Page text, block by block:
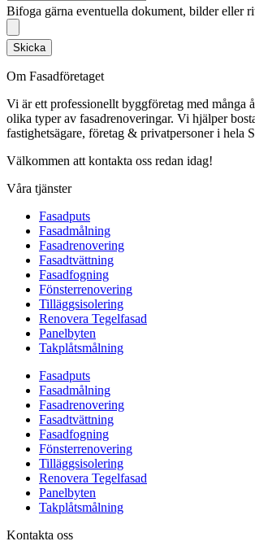
Bifoga gärna eventuella dokument, bilder eller
Skicka
Om Fasadföretaget
Vi är ett professionellt byggföretag med många
olika typer av fasadrenoveringar. Vi hjälper
fastighetsägare, företag & privatpersoner i hela
Välkommen att kontakta oss redan idag!
Våra tjänster
Fasadputs
Fasadmålning
Fasadrenovering
Fasadtvättning
Fasadfogning
Fönsterrenovering
Tilläggsisolering
Renovera Tegelfasad
Panelbyten
Takplåtsmålning
Fasadputs
Fasadmålning
Fasadrenovering
Fasadtvättning
Fasadfogning
Fönsterrenovering
Tilläggsisolering
Renovera Tegelfasad
Panelbyten
Takplåtsmålning
Kontakta oss